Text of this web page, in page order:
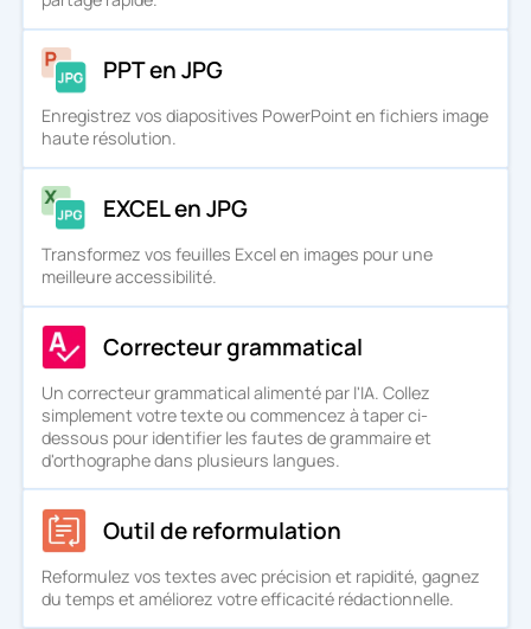
PPT en JPG
Enregistrez vos diapositives PowerPoint en fichiers image
haute résolution.
EXCEL en JPG
Transformez vos feuilles Excel en images pour une
meilleure accessibilité.
Correcteur grammatical
Un correcteur grammatical alimenté par l'IA. Collez
simplement votre texte ou commencez à taper ci-
dessous pour identifier les fautes de grammaire et
d'orthographe dans plusieurs langues.
Outil de reformulation
Reformulez vos textes avec précision et rapidité, gagnez
du temps et améliorez votre efficacité rédactionnelle.